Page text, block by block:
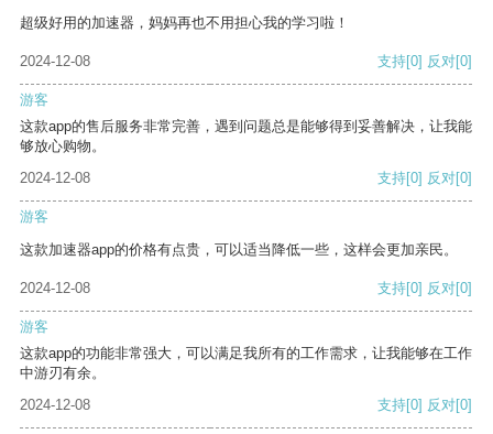
超级好用的加速器，妈妈再也不用担心我的学习啦！
2024-12-08 支持[0] 反对[0]
游客
这款app的售后服务非常完善，遇到问题总是能够得到妥善解决，让我能
够放心购物。
2024-12-08
支持[0] 反对[0]
游客
这款加速器app的价格有点贵，可以适当降低一些，这样会更加亲民。
2024-12-08 支持[0] 反对[0]
游客
这款app的功能非常强大，可以满足我所有的工作需求，让我能够在工作
中游刃有余。
2024-12-08
支持[0] 反对[0]